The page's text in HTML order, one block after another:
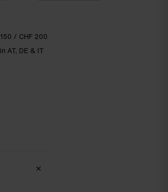
/ CHF 200
AT, DE & IT